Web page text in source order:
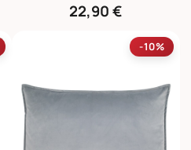
22,90 €
-10%